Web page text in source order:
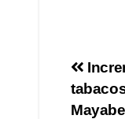
e
b
o
de